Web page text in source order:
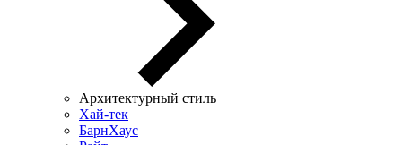
Архитектурный стиль
Хай-тек
БарнХаус